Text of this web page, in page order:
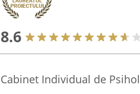
8.6
Cabinet Individual de